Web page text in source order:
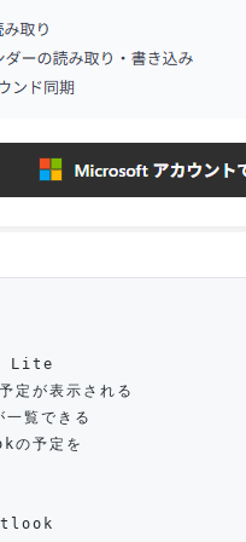
Lite
定が表示される
一覧できる
の予定を